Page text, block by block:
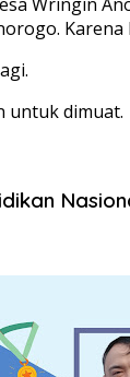
untuk dimuat.